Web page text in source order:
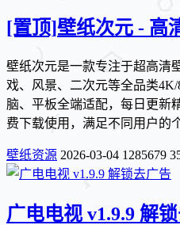
[置顶]壁纸次元 - 高
壁纸次元是一款专注于超高清
戏、风景、二次元等全品类
脑、平板全端适配，每日更新
费下载使用，满足不同用户的
壁纸资源 2026-03-04 1285679
广电电视 v1.9.9 解